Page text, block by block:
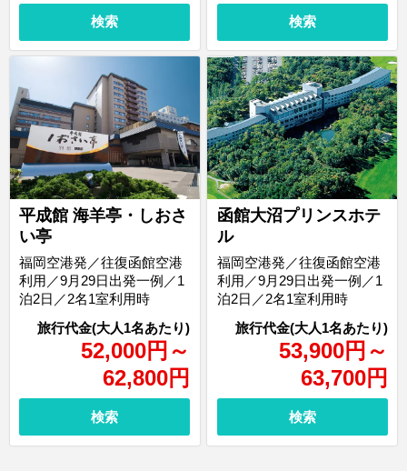
検索 検索
平成館 海羊亭・しおさ
い亭
52,000円 ～
62,800円
福岡空港発／往復函館空港
利用／9月29日出発一例／1
泊2日／2名1室利用時
検索
函館大沼プリンスホテ
ル
53,900円 ～
63,700円
福岡空港発／往復函館空港
利用／9月29日出発一例／1
泊2日／2名1室利用時
検索